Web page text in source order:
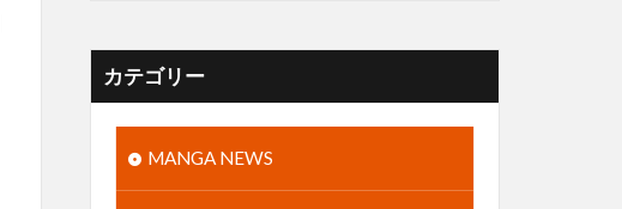
カテゴリー
MANGA NEWS